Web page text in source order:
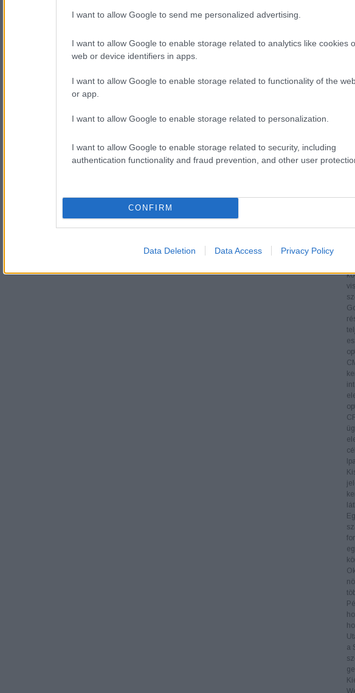
I want to allow Google to send me personalized advertising.
I want to allow Google to enable storage related to analytics like cookies
web or device identifiers in apps.
I want to allow Google to enable storage related to functionality of the
or app.
I want to allow Google to enable storage related to personalization.
I want to allow Google to enable storage related to security, including
authentication functionality and fraud prevention, and other user
CONFIRM
Data Deletion Data Access Privacy Policy
a